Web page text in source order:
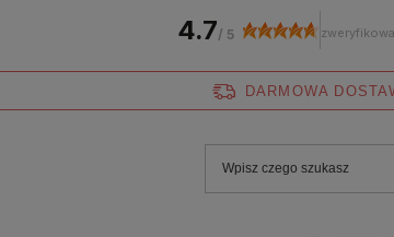
DARMOWA
4.7/ 5